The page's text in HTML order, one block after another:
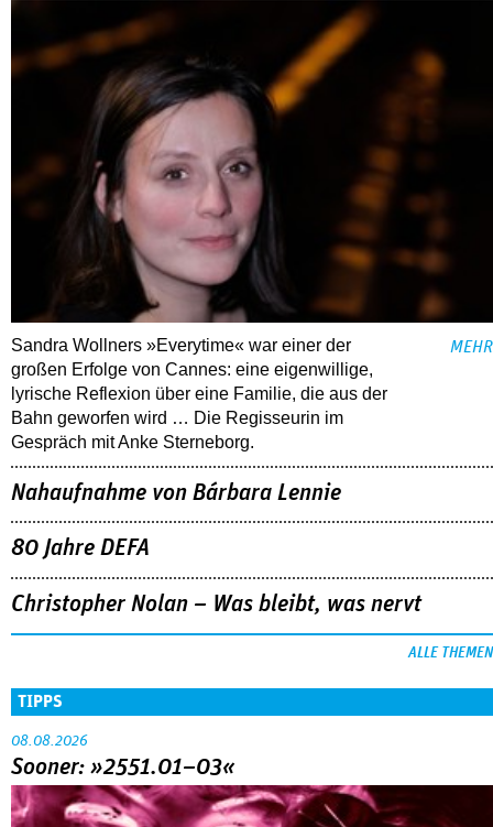
Sandra Wollners »Everytime« war einer der
großen Erfolge von Cannes: eine eigenwillige,
lyrische Reflexion über eine ­Familie, die aus der
Bahn geworfen wird … Die Regisseurin im
Gespräch mit Anke Sterneborg.
MEHR
Nahaufnahme von Bárbara Lennie
80 Jahre DEFA
Christopher Nolan – Was bleibt, was nervt
ALLE THEMEN
TIPPS
08.08.2026
Sooner: »2551.01–03«